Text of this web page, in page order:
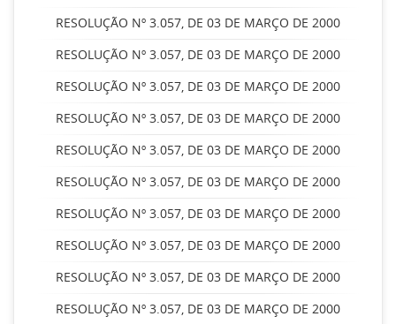
RESOLUÇÃO Nº 3.057, DE 03 DE MARÇO DE 2000
RESOLUÇÃO Nº 3.057, DE 03 DE MARÇO DE 2000
RESOLUÇÃO Nº 3.057, DE 03 DE MARÇO DE 2000
RESOLUÇÃO Nº 3.057, DE 03 DE MARÇO DE 2000
RESOLUÇÃO Nº 3.057, DE 03 DE MARÇO DE 2000
RESOLUÇÃO Nº 3.057, DE 03 DE MARÇO DE 2000
RESOLUÇÃO Nº 3.057, DE 03 DE MARÇO DE 2000
RESOLUÇÃO Nº 3.057, DE 03 DE MARÇO DE 2000
RESOLUÇÃO Nº 3.057, DE 03 DE MARÇO DE 2000
RESOLUÇÃO Nº 3.057, DE 03 DE MARÇO DE 2000